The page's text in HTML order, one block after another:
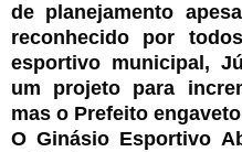
de planejamento
reconhecido por
esportivo municipal,
um projeto para
mas o Prefeito
O Ginásio Esportivo